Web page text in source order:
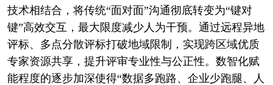
技术相结合，将传统“面对面”沟通彻底转变为“键对
键”高效交互，最大限度减少人为干预。通过远程异地
评标、多点分散评标打破地域限制，实现跨区域优质
专家资源共享，提升评审专业性与公正性。数智化赋
能程度的逐步加深使得“数据多跑路、企业少跑腿、人